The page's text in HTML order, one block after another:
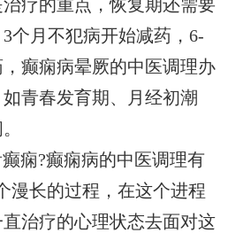
疗的重点，恢复期还需要
个月不犯病开始减药，6-
癫痫病晕厥的中医调理办
青春发育期、月经初潮
痫?癫痫病的中医调理有
漫长的过程，在这个进程
治疗的心理状态去面对这